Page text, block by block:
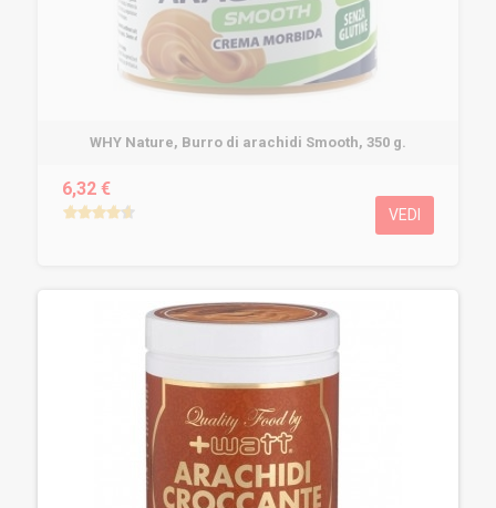
WHY Nature, Burro di arachidi Smooth, 350 g.
6,32 €
VEDI